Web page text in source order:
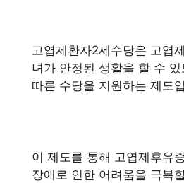
고엽제환자2세수당은 고엽
녀가 안정된 생활을 할 수
따른 수당을 지원하는 제도
이 제도를 통해 고엽제후유
장애로 인한 어려움을 극복